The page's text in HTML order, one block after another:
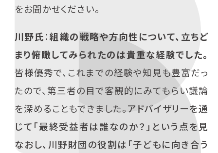
をお聞かせください。
川野氏：組織の戦略や方向性について、立ちど
まり俯瞰してみられたのは貴重な経験でした。
皆様優秀で、これまでの経験や知見も豊富だっ
たので、第三者の目で客観的にみてもらい議論
を深めることもできました。アドバイザリーを通
じて「最終受益者は誰なのか？」という点を見
なおし、川野財団の役割は「子どもに向き合う